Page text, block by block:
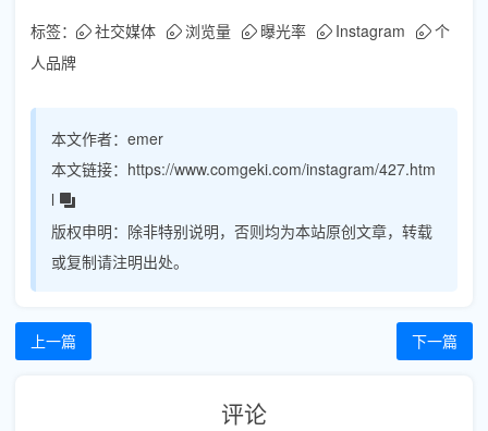
标签： 社交媒体 浏览量 曝光率 Instagram
个
人品牌
本文作者： emer
本文链接： https://www.comgeki.com/instagram/427.htm
l
版权申明： 除非特别说明，否则均为本站原创文章，转载
或复制请注明出处。
上一篇 下一篇
评论